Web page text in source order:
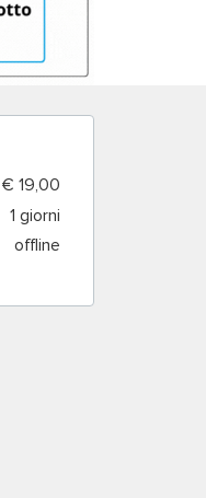
€ 19,00
1 giorni
offline